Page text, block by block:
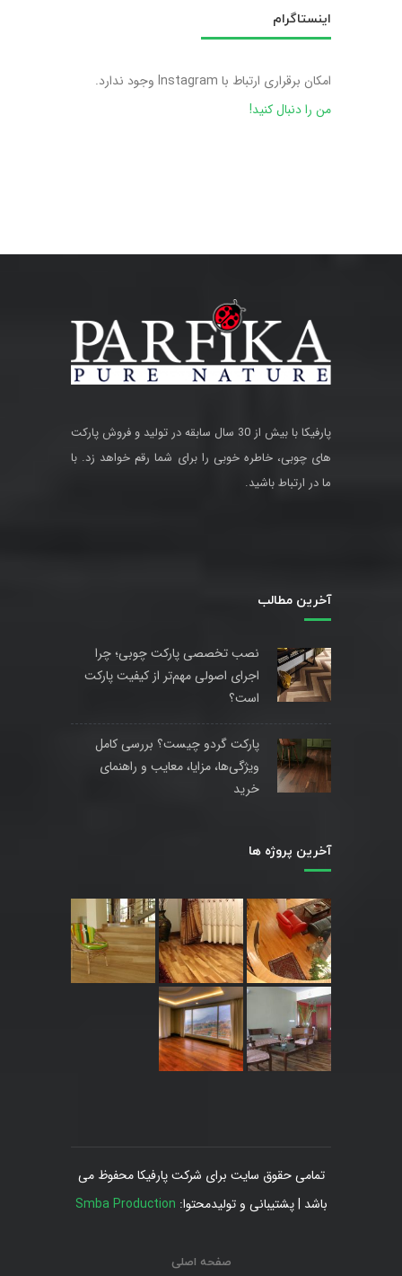
اینستاگرام
امکان برقراری ارتباط با Instagram وجود ندارد.
من را دنبال کنید!
پارفیکا با بیش از 30 سال سابقه در تولید و فروش پارکت
های چوبی، خاطره خوبی را برای شما رقم خواهد زد. با
ما در ارتباط باشید.
آخرین مطالب
نصب تخصصی پارکت چوبی؛ چرا
اجرای اصولی مهم‌تر از کیفیت پارکت
است؟
پارکت گردو چیست؟ بررسی کامل
ویژگی‌ها، مزایا، معایب و راهنمای
خرید
آخرین پروژه ها
تمامی حقوق سایت برای شرکت پارفیکا محفوظ می
باشد | پشتیبانی و تولیدمحتوا: Smba Production
صفحه اصلی